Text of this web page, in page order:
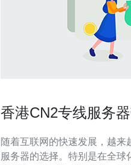
香港CN2专线服务
随着互联网的快速发展，越来
服务器的选择。特别是在全球